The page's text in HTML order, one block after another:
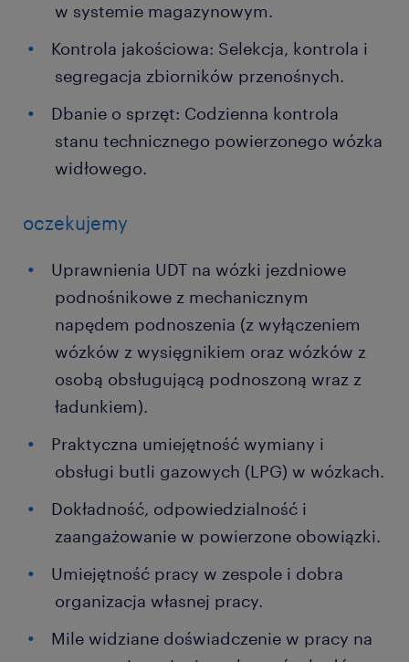
w systemie magazynowym.
Kontrola jakościowa: Selekcja, kontrola i
segregacja zbiorników przenośnych.
Dbanie o sprzęt: Codzienna kontrola
stanu technicznego powierzonego wózka
widłowego.
oczekujemy
Uprawnienia UDT na wózki jezdniowe
podnośnikowe z mechanicznym
napędem podnoszenia (z wyłączeniem
wózków z wysięgnikiem oraz wózków z
osobą obsługującą podnoszoną wraz z
ładunkiem).
Praktyczna umiejętność wymiany i
obsługi butli gazowych (LPG) w wózkach.
Dokładność, odpowiedzialność i
zaangażowanie w powierzone obowiązki.
Umiejętność pracy w zespole i dobra
organizacja własnej pracy.
Mile widziane doświadczenie w pracy na